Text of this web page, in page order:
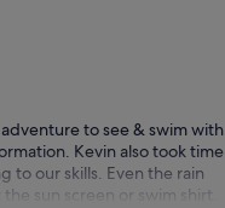
to see & swim with
Kevin also took time
to our skills. Even the rain
sun screen or swim shirt.